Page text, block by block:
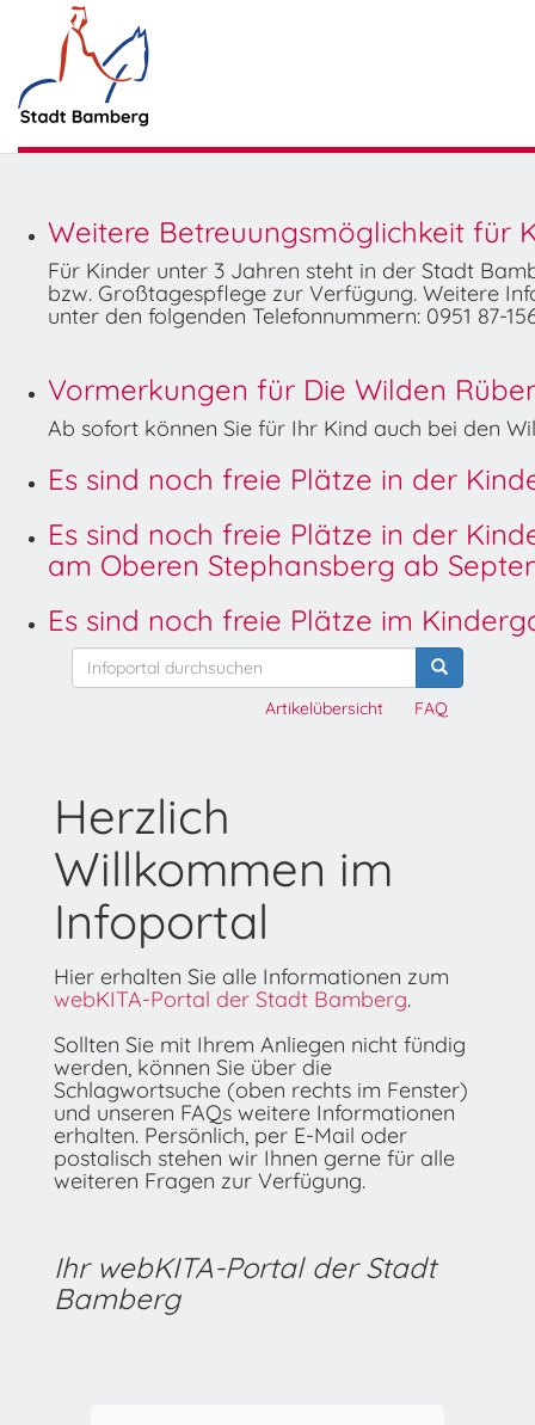
Weitere Betreuungsmöglichkeit für
Für Kinder unter 3 Jahren steht in der Stadt
bzw. Großtagespflege zur Verfügung. Weitere
unter den folgenden Telefonnummern: 0951 87-
Vormerkungen für Die Wilden
Ab sofort können Sie für Ihr Kind auch bei den
Es sind noch freie Plätze in der
Es sind noch freie Plätze in der
am Oberen Stephansberg ab
Es sind noch freie Plätze im
FAQ
Artikelübersicht
Herzlich
Willkommen im
Infoportal
Hier erhalten Sie alle Informationen zum
webKITA-Portal der Stadt Bamberg.
Sollten Sie mit Ihrem Anliegen nicht fündig
werden, können Sie über die
Schlagwortsuche (oben rechts im Fenster)
und unseren FAQs weitere Informationen
erhalten. Persönlich, per E-Mail oder
postalisch stehen wir Ihnen gerne für alle
weiteren Fragen zur Verfügung.
Ihr webKITA-Portal der Stadt
Bamberg